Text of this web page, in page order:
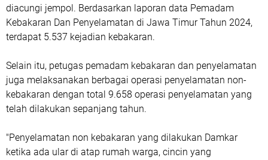
diacungi jempol. Berdasarkan laporan data Pemadam
Kebakaran Dan Penyelamatan di Jawa Timur Tahun 2024,
terdapat 5.537 kejadian kebakaran.
Selain itu, petugas pemadam kebakaran dan penyelamatan
juga melaksanakan berbagai operasi penyelamatan non-
kebakaran dengan total 9.658 operasi penyelamatan yang
telah dilakukan sepanjang tahun.
"Penyelamatan non kebakaran yang dilakukan Damkar
ketika ada ular di atap rumah warga, cincin yang